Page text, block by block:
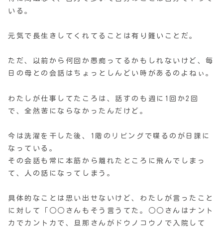
いる。
元気で長生きしてくれてることは有り難いことだ。
ただ、以前から何回か愚痴ってるかもしれないけど、毎
日の母との会話はちょっとしんどい時があるのよねぃ。
わたしが仕事してたころは、話すのも週に1回か2回
で、全然苦にならなかったんだけど。
今は洗濯を干した後、1階のリビングで喋るのが日課に
なっている。
その会話も常に本筋から離れたところに飛んでしまっ
て、人の話になってしまう。
具体的なことは思い出せないけど、わたしが言ったこと
に対して「○○さんもそう言うてた。○○さんはナント
カでカントカで、旦那さんがドウノコウノで入院して